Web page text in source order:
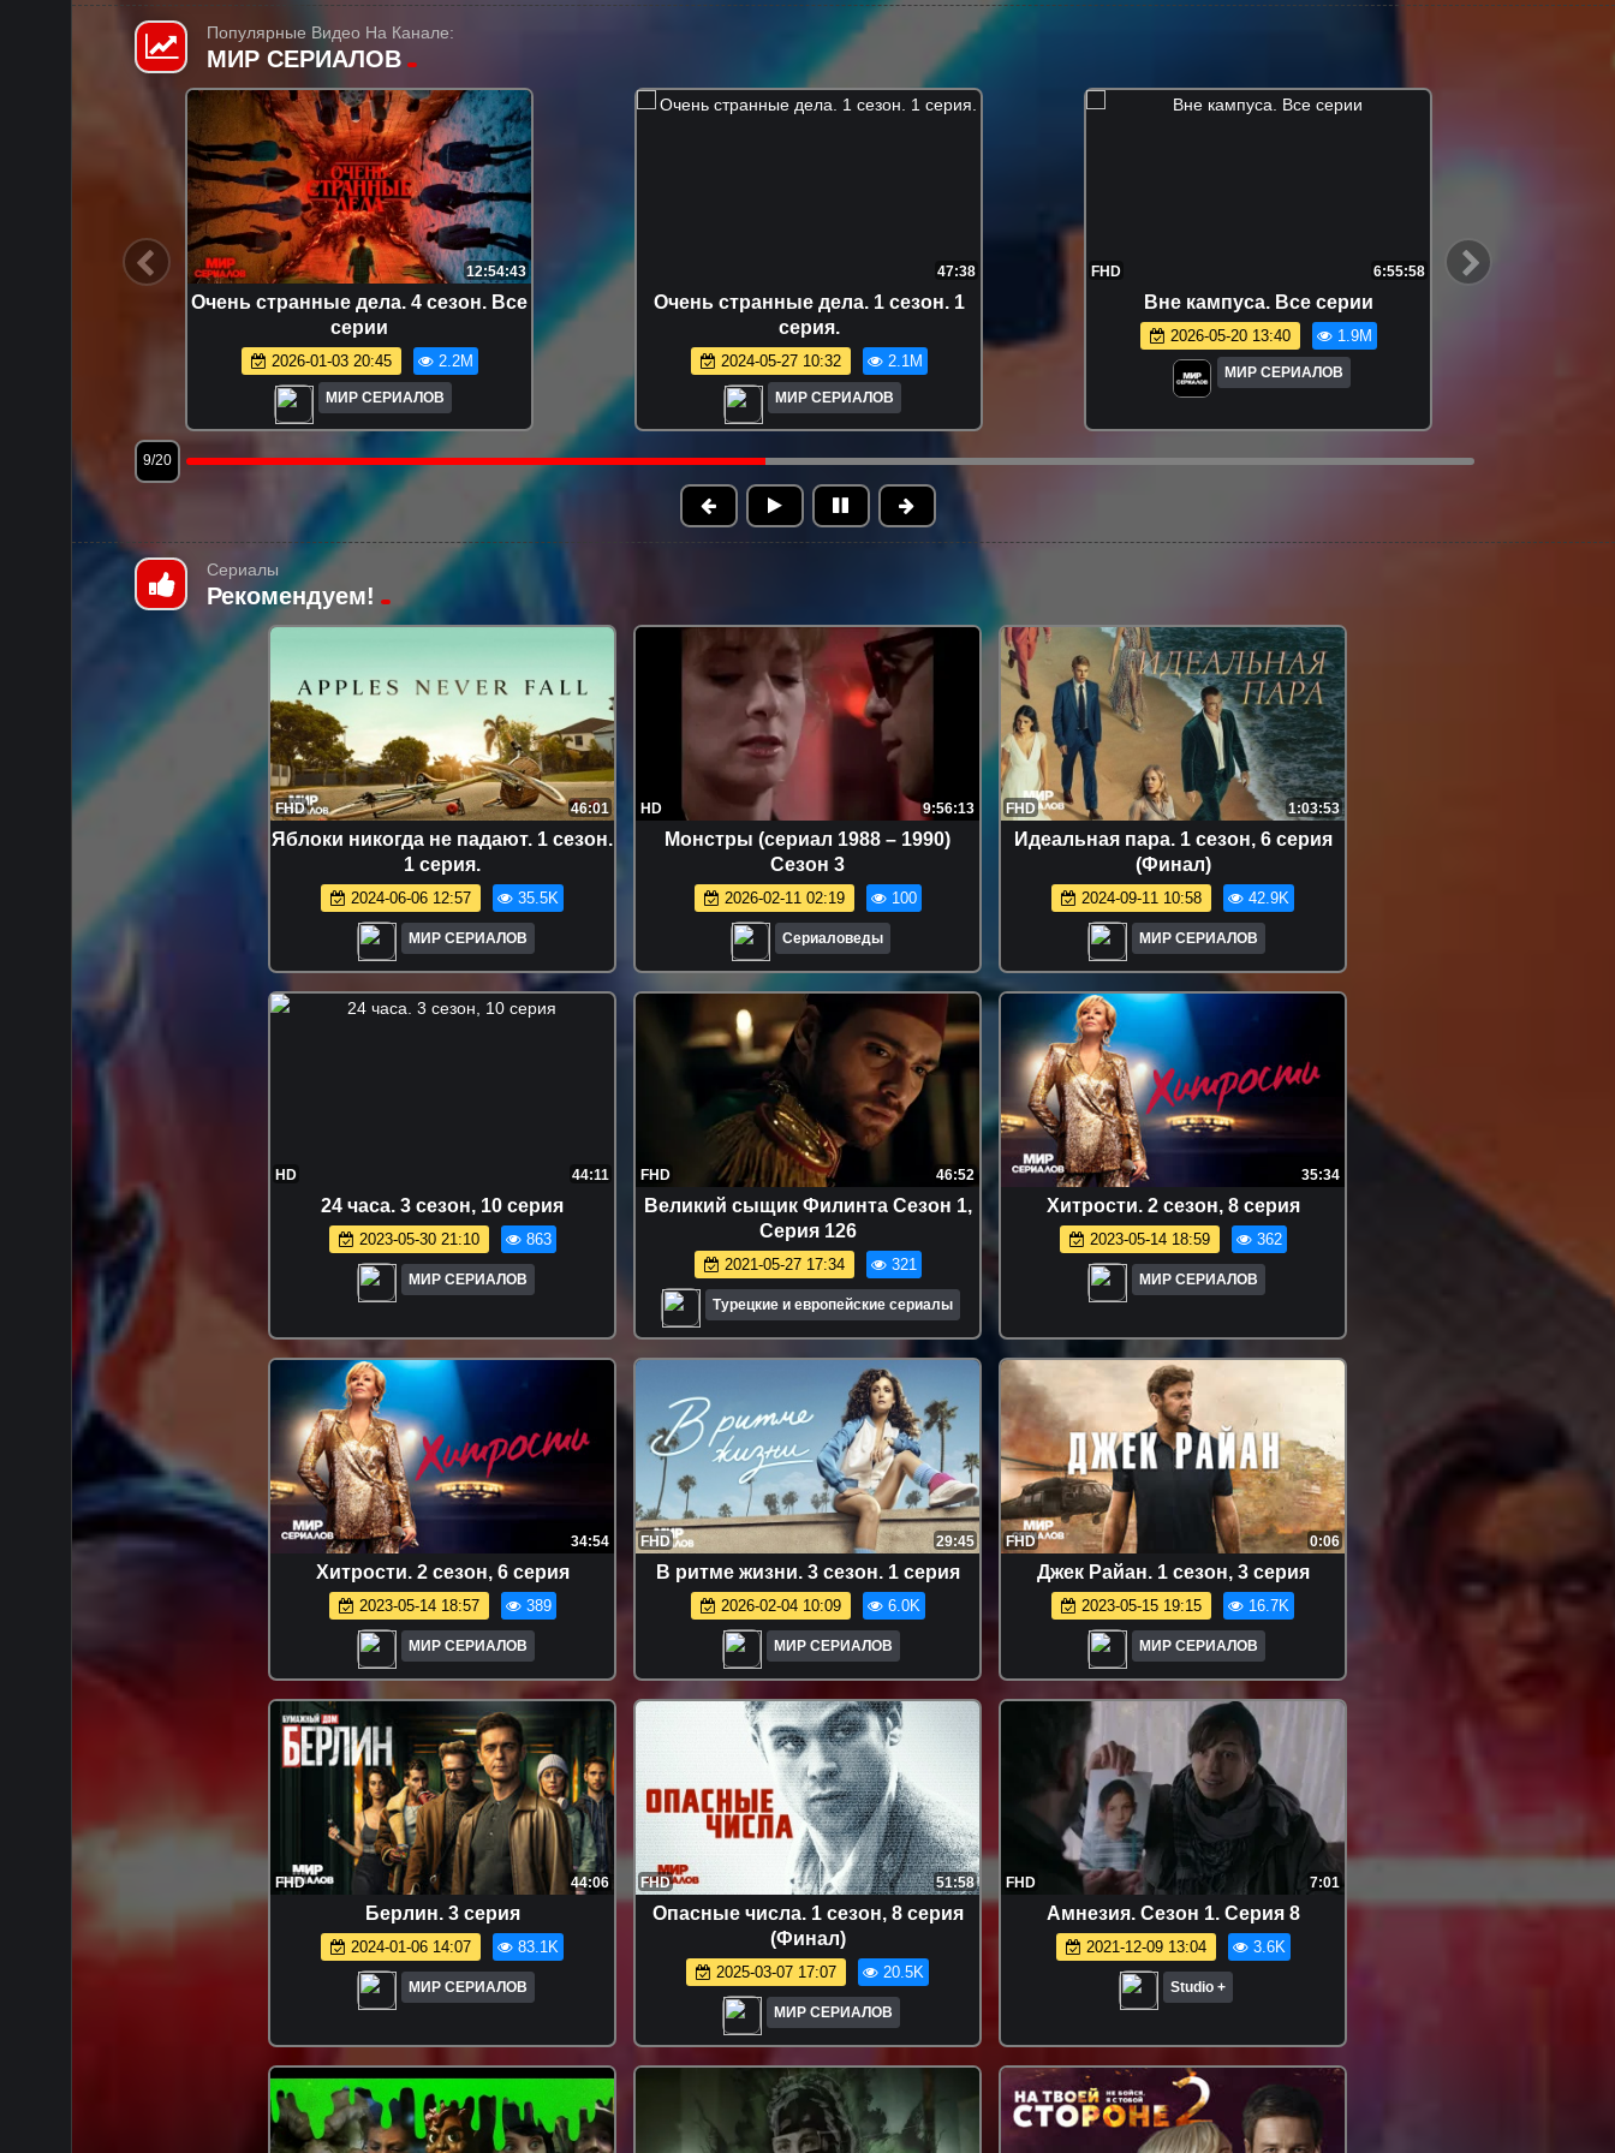
Популярные Видео На Канале:
МИР СЕРИАЛОВ
FHD 4:42:53
Эмили в Париже. 1 сезон. Все
серии.
2024-05-21 18:01 1.7M
МИР СЕРИАЛОВ
7:32:03
Очень странные дела. 3 сезон. Все
серии
2026-01-03 20:45 1.7M
МИР СЕРИАЛОВ
7:44:37
Очень странные дела. 2 сезон. Все
серии
2026-01-03 20:45 1.7M
12/20
Сериалы
Рекомендуем!
FHD 46:01
Яблоки никогда не падают. 1 сезон.
1 серия.
2024-06-06 12:57 35.5K
МИР СЕРИАЛОВ
HD 9:56:13
Монстры (сериал 1988 – 1990)
Сезон 3
2026-02-11 02:19 100
Сериаловеды
FHD 1:03:53
Идеальная пара. 1 сезон, 6 серия
(Финал)
2024-09-11 10:58 42.9K
МИР СЕРИАЛОВ
HD 44:11
24 часа. 3 сезон, 10 серия
2023-05-30 21:10 863
МИР СЕРИАЛОВ
FHD 46:52
Великий сыщик Филинта Сезон 1,
Серия 126
2021-05-27 17:34 321
Турецкие и европейские сериалы
35:34
Xитpocти. 2 сезон, 8 серия
2023-05-14 18:59 362
МИР СЕРИАЛОВ
34:54
Xитpocти. 2 сезон, 6 серия
2023-05-14 18:57 389
МИР СЕРИАЛОВ
FHD 29:45
В ритме жизни. 3 сезон. 1 серия
2026-02-04 10:09 6.0K
МИР СЕРИАЛОВ
FHD 0:06
Джeк Paйан. 1 сезон, 3 серия
2023-05-15 19:15 16.7K
МИР СЕРИАЛОВ
FHD 44:06
Берлин. 3 серия
2024-01-06 14:07 83.1K
МИР СЕРИАЛОВ
FHD 51:58
Опасные числа. 1 сезон, 8 серия
(Финал)
2025-03-07 17:07 20.5K
МИР СЕРИАЛОВ
FHD 7:01
Амнезия. Сезон 1. Серия 8
2021-12-09 13:04 3.6K
Studio +